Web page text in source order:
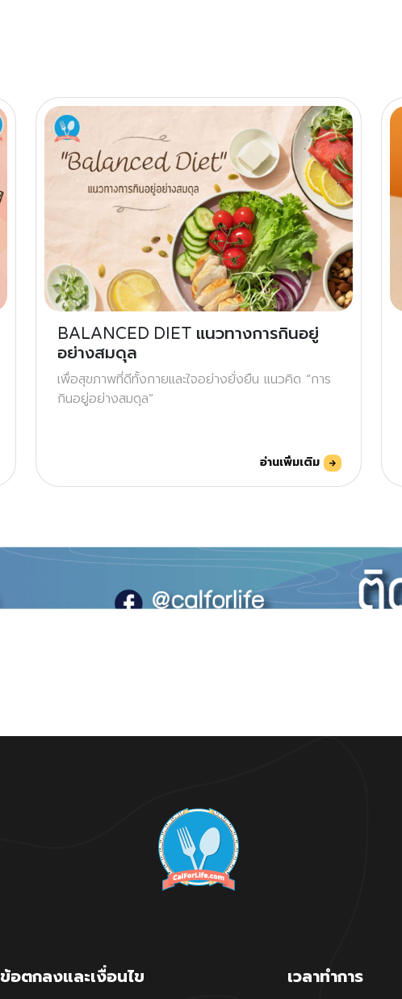
BALANCED DIET แนวทางการกินอยู่
อย่างสมดุล
เพื่อสุขภาพที่ดีทั้งกายและใจอย่างยั่งยืน แนวคิด “การ
กินอยู่อย่างสมดุล”
อ่านเพิ่มเติม
ข้อตกลงและเงื่อนไข เวลาทำการ